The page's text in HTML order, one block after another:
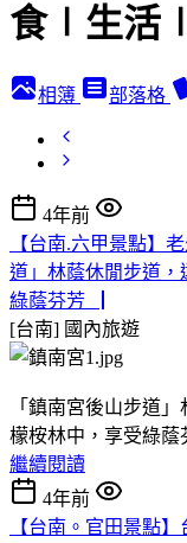
食∣生活∣
相簿 部落格
4年前
【台南.六甲景點】
道」林蔭休閒步道
綠蔭芬芳▕
[台南] 國內旅遊
「鎮南宮後山步道
檬桉林中，享受綠蔭
繼續閱讀
4年前
【台南。官田景點